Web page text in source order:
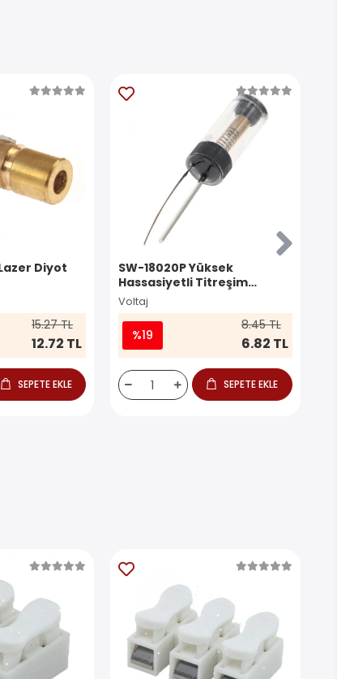
Diyot
15.27 TL
12.72 TL
SEPETE EKLE
SW-18020P Yüksek
Hassasiyetli Titreşim
Sensörü
Voltaj
%19
8.45 TL
6.82 TL
SEPETE EKLE